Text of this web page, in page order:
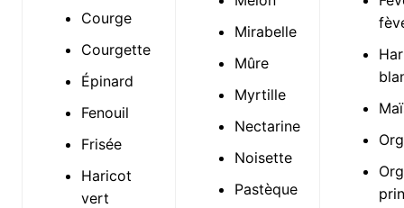
Courge
Courgette
Épinard
Fenouil
Frisée
Haricot
vert
Mirabelle
Mûre
Myrtille
Nectarine
Noisette
Pastèque